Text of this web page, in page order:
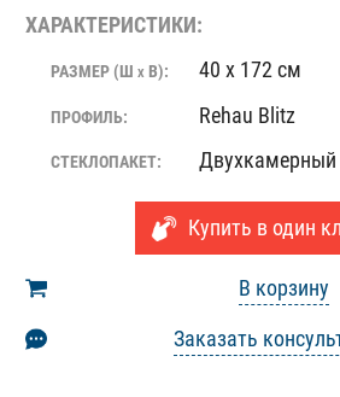
ХАРАКТЕРИСТИКИ:
РАЗМЕР (Ш X В): 40 x 172 см
ПРОФИЛЬ: Rehau Blitz
СТЕКЛОПАКЕТ: Двухкамерный
Купить в один
В корзину
Заказать